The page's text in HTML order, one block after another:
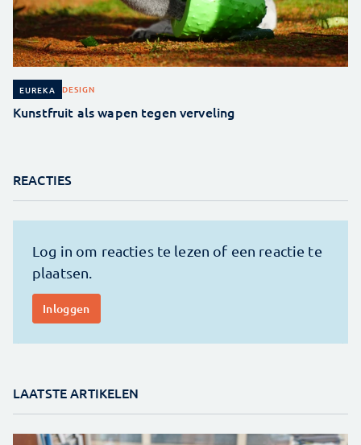
EUREKA DESIGN
Kunstfruit als wapen tegen verveling
REACTIES
LAATSTE ARTIKELEN